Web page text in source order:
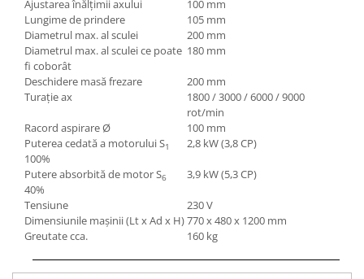
Ajustarea înălţimii axului
100 mm
Lungime de prindere
105 mm
Diametrul max. al sculei
200 mm
Diametrul max. al sculei ce poate
fi coborât
180 mm
Deschidere masă frezare
200 mm
Turaţie ax
1800 / 3000 / 6000 / 9000
rot/min
Racord aspirare Ø
100 mm
Puterea cedată a motorului S1
100%
2,8 kW (3,8 CP)
Putere absorbită de motor S6
40%
3,9 kW (5,3 CP)
Tensiune
230 V
Dimensiunile maşinii (Lt x Ad x H)770 x 480 x 1200 mm
Greutate cca.
160 kg